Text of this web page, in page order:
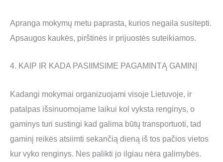
Apranga mokymų metu paprasta, kurios negaila susitepti.
Apsaugos kaukės, pirštinės ir prijuostės suteikiamos.
4. KAIP IR KADA PASIIMSIME PAGAMINTĄ GAMINĮ
Kadangi mokymai organizuojami visoje Lietuvoje, ir
patalpas išsinuomojame laikui kol vyksta renginys, o
gaminys turi sustingi kad galima būtų transportuoti, tad
gaminį reikės atsiimti sekančią dieną iš tos pačios vietos
kur vyko renginys. Nes palikti jo ilgiau nėra galimybės.